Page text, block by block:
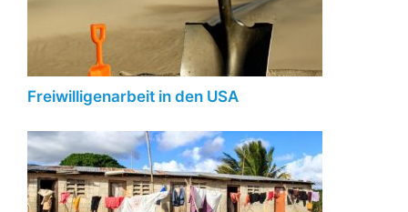
Freiwilligenarbeit in den USA